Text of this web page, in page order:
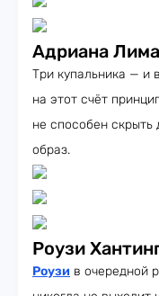
Адриана Лима
Три купальника — и
на этот счёт
не способен
образ.
Роузи
Роузи в очередной